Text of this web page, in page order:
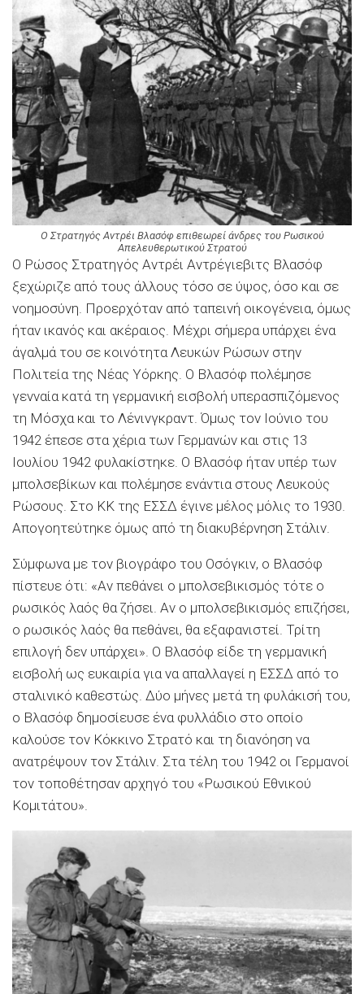
Ο Στρατηγός Αντρέι Βλασόφ επιθεωρεί άνδρες του Ρωσικού
Απελευθερωτικού Στρατού
Ο Ρώσος Στρατηγός Αντρέι Αντρέγιεβιτς Βλασόφ
ξεχώριζε από τους άλλους τόσο σε ύψος, όσο και σε
νοημοσύνη. Προερχόταν από ταπεινή οικογένεια, όμως
ήταν ικανός και ακέραιος. Μέχρι σήμερα υπάρχει ένα
άγαλμά του σε κοινότητα Λευκών Ρώσων στην
Πολιτεία της Νέας Υόρκης. Ο Βλασόφ πολέμησε
γενναία κατά τη γερμανική εισβολή υπερασπιζόμενος
τη Μόσχα και το Λένινγκραντ. Όμως τον Ιούνιο του
1942 έπεσε στα χέρια των Γερμανών και στις 13
Ιουλίου 1942 φυλακίστηκε. Ο Βλασόφ ήταν υπέρ των
μπολσεβίκων και πολέμησε ενάντια στους Λευκούς
Ρώσους. Στο ΚΚ της ΕΣΣΔ έγινε μέλος μόλις το 1930.
Απογοητεύτηκε όμως από τη διακυβέρνηση Στάλιν.
Σύμφωνα με τον βιογράφο του Οσόγκιν, ο Βλασόφ
πίστευε ότι: «Αν πεθάνει ο μπολσεβικισμός τότε ο
ρωσικός λαός θα ζήσει. Αν ο μπολσεβικισμός επιζήσει,
ο ρωσικός λαός θα πεθάνει, θα εξαφανιστεί. Τρίτη
επιλογή δεν υπάρχει». Ο Βλασόφ είδε τη γερμανική
εισβολή ως ευκαιρία για να απαλλαγεί η ΕΣΣΔ από το
σταλινικό καθεστώς. Δύο μήνες μετά τη φυλάκισή του,
ο Βλασόφ δημοσίευσε ένα φυλλάδιο στο οποίο
καλούσε τον Κόκκινο Στρατό και τη διανόηση να
ανατρέψουν τον Στάλιν. Στα τέλη του 1942 οι Γερμανοί
τον τοποθέτησαν αρχηγό του «Ρωσικού Εθνικού
Κομιτάτου».